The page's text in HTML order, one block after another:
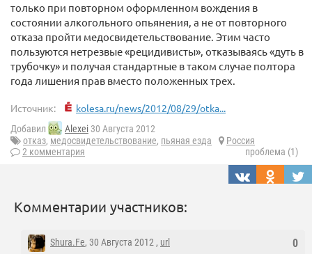
только при повторном оформленном вождения в
состоянии алкогольного опьянения, а не от повторного
отказа пройти медосвидетельствование. Этим часто
пользуются нетрезвые «рецидивисты», отказываясь «дуть в
трубочку» и получая стандартные в таком случае полтора
года лишения прав вместо положенных трех.
Источник: kolesa.ru/news/2012/08/29/otka...
Добавил Alexei 30 Августа 2012
отказ, медосвидетельствование, пьяная езда
Россия
2 комментария
проблема (1)
Комментарии участников:
0
Shura.Fe, 30 Августа 2012 , url